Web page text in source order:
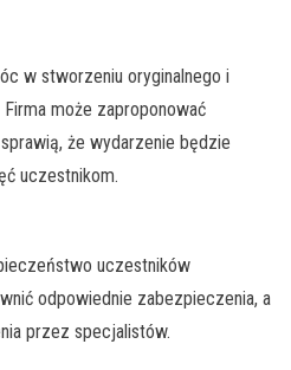
w stworzeniu oryginalnego i
może zaproponować
że wydarzenie będzie
uczestnikom.
uczestników
odpowiednie zabezpieczenia, a
przez specjalistów.